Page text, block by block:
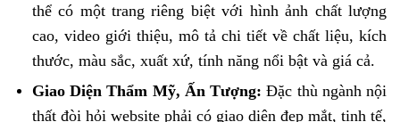
thể có một trang riêng biệt với hình ảnh chất lượng
cao, video giới thiệu, mô tả chi tiết về chất liệu, kích
thước, màu sắc, xuất xứ, tính năng nổi bật và giá cả.
Giao Diện Thẩm Mỹ, Ấn Tượng: Đặc thù ngành nội
thất đòi hỏi website phải có giao diện đẹp mắt, tinh tế,